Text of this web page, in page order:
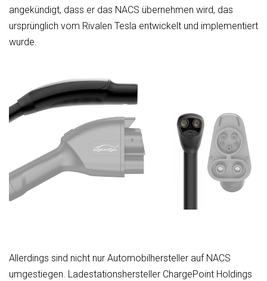
angekündigt, dass er das NACS übernehmen wird, das
ursprünglich vom Rivalen Tesla entwickelt und implementiert
wurde.
Allerdings sind nicht nur Automobilhersteller auf NACS
umgestiegen. Ladestationshersteller ChargePoint Holdings